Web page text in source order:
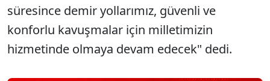
süresince demir yollarımız, güvenli ve
konforlu kavuşmalar için milletimizin
hizmetinde olmaya devam edecek" dedi.